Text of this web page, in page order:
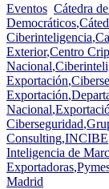
Eventos Cátedra
Democráticos,
Ciberinteligencia,
Exterior,Centro
Nacional,
Exportación,
Exportación,
Nacional,
Ciberseguridad,
Consulting,INCIBE
Inteligencia de
Exportadoras,
Madrid